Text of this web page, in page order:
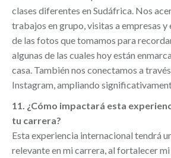
clases diferentes en Sudáfrica. Nos
trabajos en grupo, visitas a empresas y
de las fotos que tomamos para
algunas de las cuales hoy están
casa. También nos conectamos a
Instagram, ampliando
11. ¿Cómo impactará esta
tu carrera?
Esta experiencia internacional tendrá
relevante en mi carrera, al fortalecer